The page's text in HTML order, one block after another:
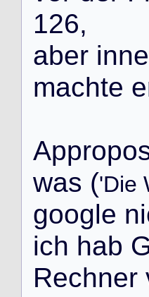
126,
aber inne
machte e
Appropo
was ('Die
google ni
ich hab
Rechner